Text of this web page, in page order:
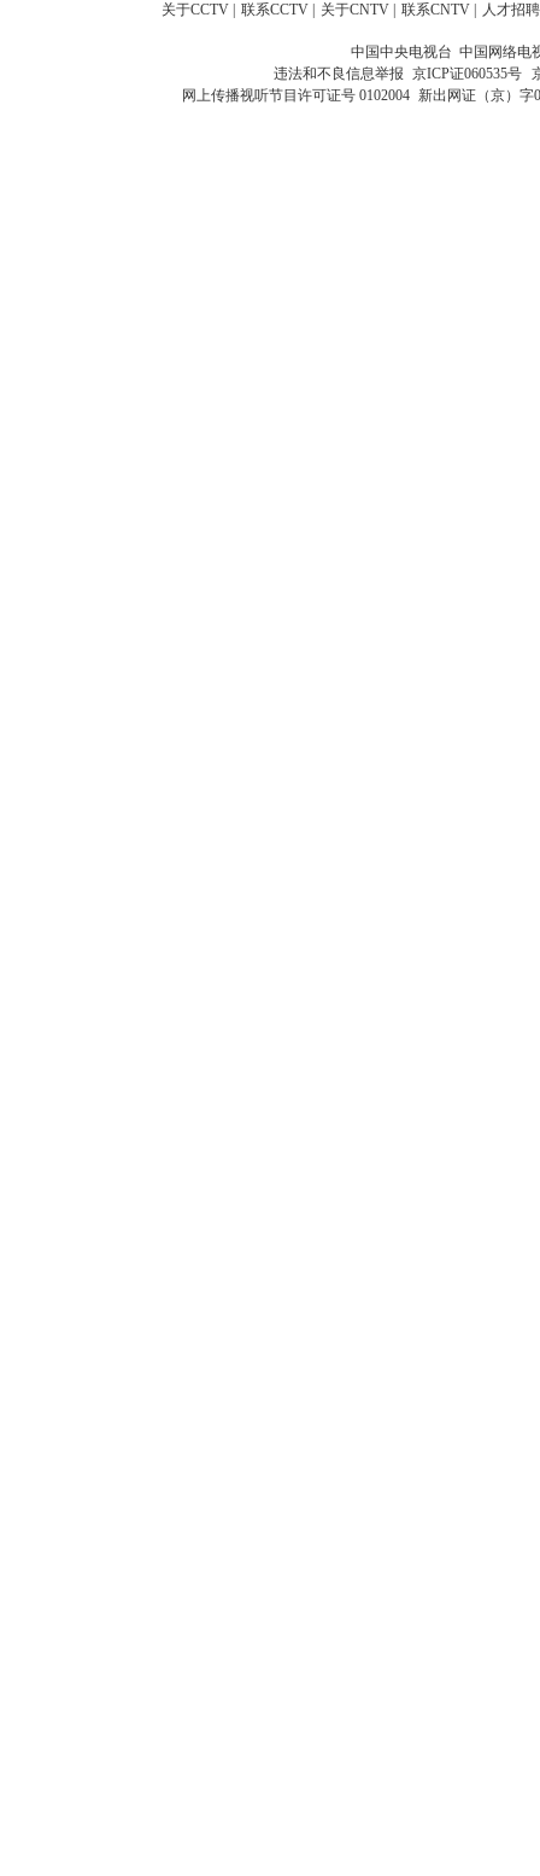
关于CCTV 联系CCTV 关于CNTV 联系CNTV 人才招聘
中国中央电视台 中国网络电
违法和不良信息举报 京ICP证060535号
网上传播视听节目许可证号 0102004 新出网证（京）